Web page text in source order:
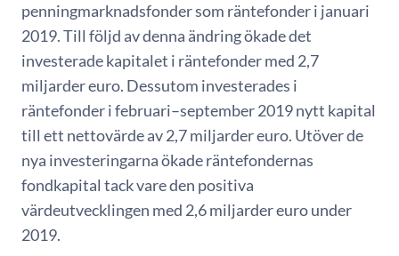
penningmarknadsfonder som räntefonder i januari
2019. Till följd av denna ändring ökade det
investerade kapitalet i räntefonder med 2,7
miljarder euro. Dessutom investerades i
räntefonder i februari–september 2019 nytt kapital
till ett nettovärde av 2,7 miljarder euro. Utöver de
nya investeringarna ökade räntefondernas
fondkapital tack vare den positiva
värdeutvecklingen med 2,6 miljarder euro under
2019.